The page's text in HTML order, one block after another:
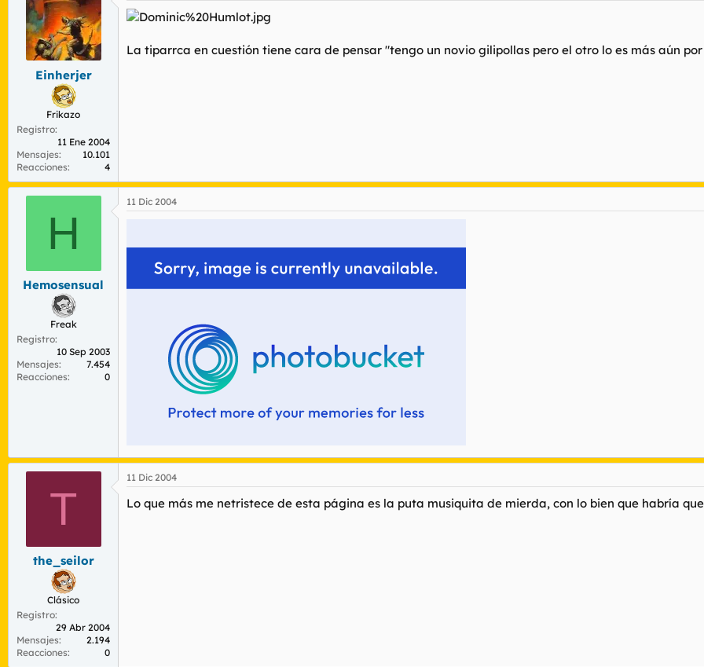
Einherjer
Frikazo
Registro
11 Ene 2004
Mensajes
10.101
Reacciones
4
La tiparrca en cuestión tiene cara de pensar "tengo un novio gilipollas pero el otro lo es más aún
H
Hemosensual
Freak
Registro
10 Sep 2003
Mensajes
7.454
Reacciones
0
11 Dic 2004
T
the_seilor
Clásico
Registro
29 Abr 2004
Mensajes
2.194
Reacciones
0
11 Dic 2004
Lo que más me netristece de esta página es la puta musiquita de mierda, con lo bien que habría